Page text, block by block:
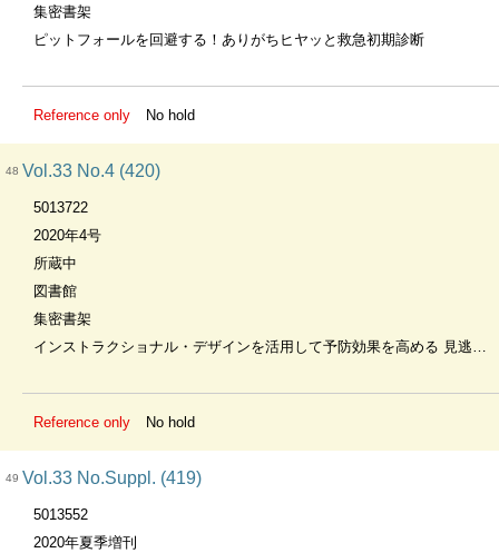
集密書架
ピットフォールを回避する！ありがちヒヤッと救急初期診断
Reference only No hold
48 Vol.33 No.4 (420)
5013722
2020年4号
所蔵中
図書館
集密書架
インストラクショナル・デザインを活用して予防効果を高める 見逃しを回避する救急現場でのエラー集
Reference only No hold
49 Vol.33 No.Suppl. (419)
5013552
2020年夏季増刊